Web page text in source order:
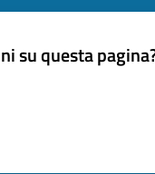
su questa